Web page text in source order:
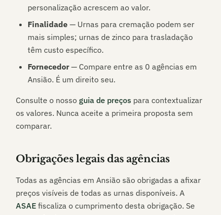
personalização acrescem ao valor.
Finalidade — Urnas para cremação podem ser
mais simples; urnas de zinco para trasladação
têm custo específico.
Fornecedor — Compare entre as 0 agências em
Ansião. É um direito seu.
Consulte o nosso guia de preços para contextualizar
os valores. Nunca aceite a primeira proposta sem
comparar.
Obrigações legais das agências
Todas as agências em Ansião são obrigadas a afixar
preços visíveis de todas as urnas disponíveis. A
ASAE fiscaliza o cumprimento desta obrigação. Se